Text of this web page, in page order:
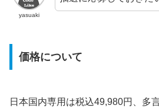
yasuaki
価格について
日本国内専用は税込49,980円、多